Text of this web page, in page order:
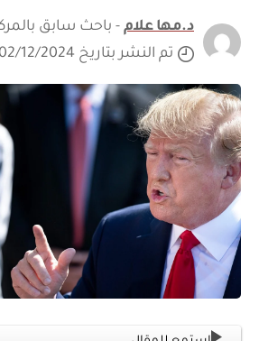
د.مها علام- باحث سابق بالمركز
تم النشر بتاريخ 02/12/2024